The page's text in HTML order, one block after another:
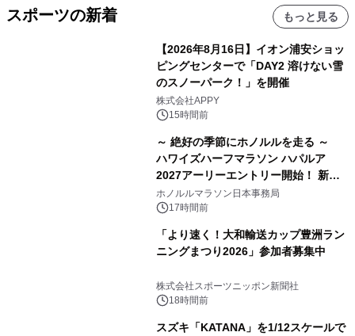
スポーツの新着 もっと見る
【2026年8月16日】イオン浦安ショッ
ピングセンターで「DAY2 溶けない雪
のスノーパーク！」を開催
株式会社APPY
15時間前
～ 絶好の季節にホノルルを走る ～
ハワイズハーフマラソン ハパルア
2027アーリーエントリー開始！ 新カ
テゴリー「ハパルアIKI(イキ)」(約
13.4km)が登場
ホノルルマラソン日本事務局
17時間前
「より速く！大和輸送カップ豊洲ラン
ニングまつり2026」参加者募集中
株式会社スポーツニッポン新聞社
18時間前
スズキ「KATANA」を1/12スケールで